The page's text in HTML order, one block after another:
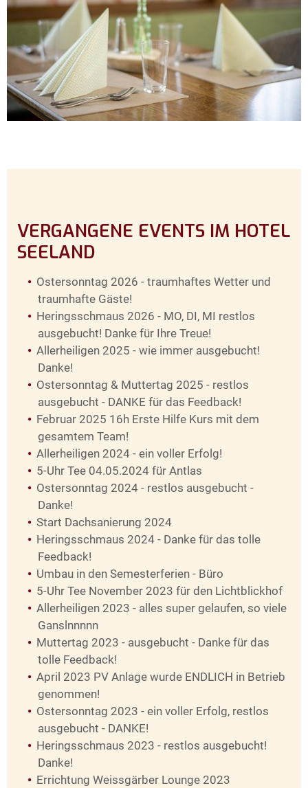
VERGANGENE EVENTS IM HOTEL
SEELAND
Ostersonntag 2026 - traumhaftes Wetter und
traumhafte Gäste!
Heringsschmaus 2026 - MO, DI, MI restlos
ausgebucht! Danke für Ihre Treue!
Allerheiligen 2025 - wie immer ausgebucht!
Danke!
Ostersonntag & Muttertag 2025 - restlos
ausgebucht - DANKE für das Feedback!
Februar 2025 16h Erste Hilfe Kurs mit dem
gesamtem Team!
Allerheiligen 2024 - ein voller Erfolg!
5-Uhr Tee 04.05.2024 für Antlas
Ostersonntag 2024 - restlos ausgebucht -
Danke!
Start Dachsanierung 2024
Heringsschmaus 2024 - Danke für das tolle
Feedback!
Umbau in den Semesterferien - Büro
5-Uhr Tee November 2023 für den Lichtblickhof
Allerheiligen 2023 - alles super gelaufen, so viele
Ganslnnnnn
Muttertag 2023 - ausgebucht - Danke für das
tolle Feedback!
April 2023 PV Anlage wurde ENDLICH in Betrieb
genommen!
Ostersonntag 2023 - ein voller Erfolg, restlos
ausgebucht - DANKE!
Heringsschmaus 2023 - restlos ausgebucht!
Danke!
Errichtung Weissgärber Lounge 2023